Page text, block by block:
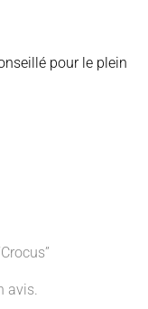
pour le plein
avis.